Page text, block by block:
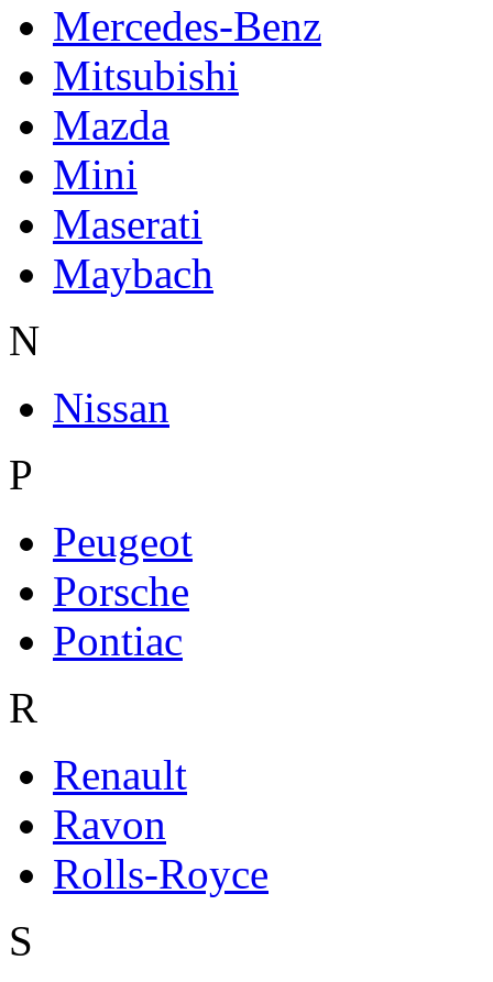
Mercedes-Benz
Mitsubishi
Mazda
Mini
Maserati
Maybach
N
Nissan
P
Peugeot
Porsche
Pontiac
R
Renault
Ravon
Rolls-Royce
S